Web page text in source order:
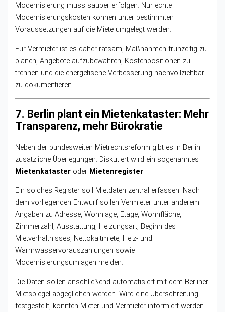
Modernisierung muss sauber erfolgen. Nur echte
Modernisierungskosten können unter bestimmten
Voraussetzungen auf die Miete umgelegt werden.
Für Vermieter ist es daher ratsam, Maßnahmen frühzeitig zu
planen, Angebote aufzubewahren, Kostenpositionen zu
trennen und die energetische Verbesserung nachvollziehbar
zu dokumentieren.
7. Berlin plant ein Mietenkataster: Mehr
Transparenz, mehr Bürokratie
Neben der bundesweiten Mietrechtsreform gibt es in Berlin
zusätzliche Überlegungen. Diskutiert wird ein sogenanntes
Mietenkataster oder Mietenregister.
Ein solches Register soll Mietdaten zentral erfassen. Nach
dem vorliegenden Entwurf sollen Vermieter unter anderem
Angaben zu Adresse, Wohnlage, Etage, Wohnfläche,
Zimmerzahl, Ausstattung, Heizungsart, Beginn des
Mietverhältnisses, Nettokaltmiete, Heiz- und
Warmwasservorauszahlungen sowie
Modernisierungsumlagen melden.
Die Daten sollen anschließend automatisiert mit dem Berliner
Mietspiegel abgeglichen werden. Wird eine Überschreitung
festgestellt, könnten Mieter und Vermieter informiert werden.